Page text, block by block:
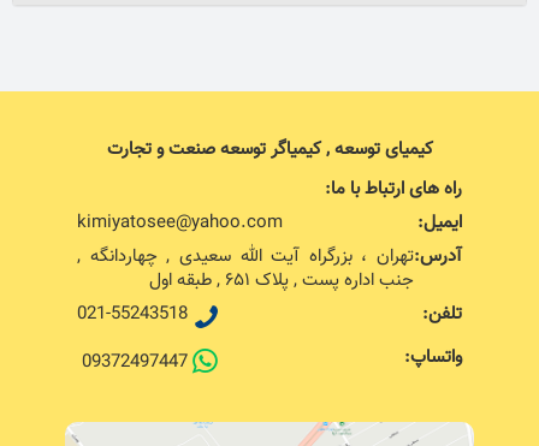
کیمیای توسعه , کیمیاگر توسعه صنعت و تجارت
راه های ارتباط با ما:
ایمیل:
kimiyatosee@yahoo.com
آدرس:تهران ، بزرگراه آیت الله سعیدی , چهاردانگه ,
جنب اداره پست , پلاک ۶۵۱ , طبقه اول
تلفن:
021-55243518
واتساپ:
09372497447